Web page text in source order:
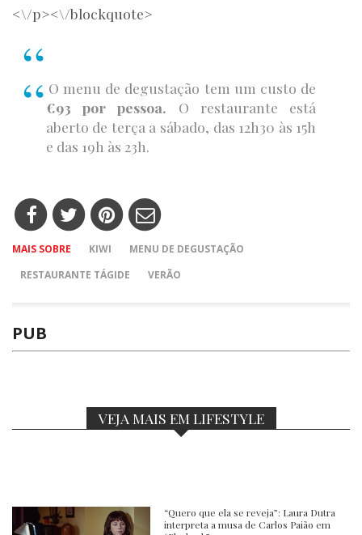
<\/p><\/blockquote>
O menu de degustação tem um custo de
€93 por pessoa. O restaurante está
aberto de terça a sábado, das 12h30 às 15h
e das 19h às 23h.
MAIS SOBRE KIWI
MENU DE DEGUSTAÇÃO
RESTAURANTE TÁGIDE
VERÃO
PUB
VEJA MAIS EM LIFESTYLE
“Quero que ela se reveja”: Laura Dutra
interpreta a musa de Carlos Paião em